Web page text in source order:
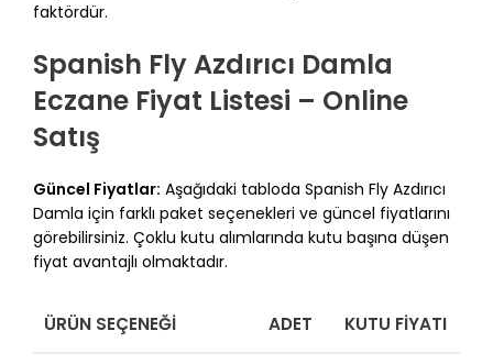
faktördür.
Spanish Fly Azdırıcı Damla
Eczane Fiyat Listesi – Online
Satış
Güncel Fiyatlar: Aşağıdaki tabloda Spanish Fly Azdırıcı
Damla için farklı paket seçenekleri ve güncel fiyatlarını
görebilirsiniz. Çoklu kutu alımlarında kutu başına düşen
fiyat avantajlı olmaktadır.
ÜRÜN SEÇENEĞI ADET KUTU FIYATI